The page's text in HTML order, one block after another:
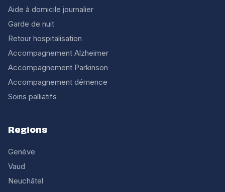
Aide à domicile journalier
Garde de nuit
Retour hospitalisation
Accompagnement Alzheimer
Accompagnement Parkinson
Accompagnement démence
Soins palliatifs
Regions
Genève
Vaud
Neuchâtel